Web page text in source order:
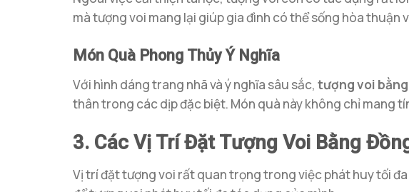
mà tượng voi mang lại giúp gia đình có thể sống hòa thuận
Món Quà Phong Thủy Ý Nghĩa
Với hình dáng trang nhã và ý nghĩa sâu sắc, tượng voi
thân trong các dịp đặc biệt. Món quà này không chỉ mang
3. Các Vị Trí Đặt Tượng Voi Bằng
Vị trí đặt tượng voi rất quan trọng trong việc phát huy tối